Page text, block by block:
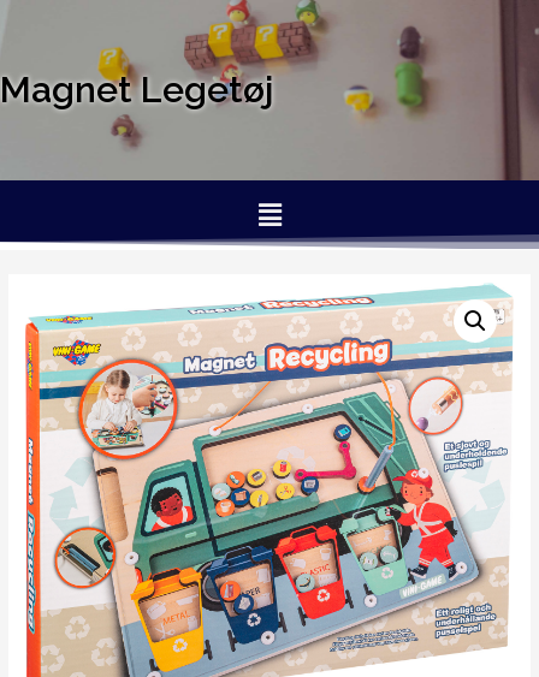
Magnet Legetøj